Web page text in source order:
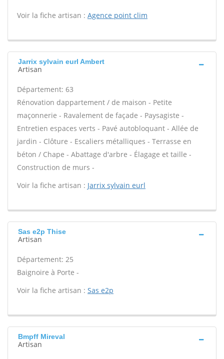
Voir la fiche artisan : Agence point clim
Jarrix sylvain eurl Ambert
Artisan
Département: 63
Rénovation dappartement / de maison - Petite
maçonnerie - Ravalement de façade - Paysagiste -
Entretien espaces verts - Pavé autobloquant - Allée de
jardin - Clôture - Escaliers métalliques - Terrasse en
béton / Chape - Abattage d'arbre - Élagage et taille -
Construction de murs -
Voir la fiche artisan : Jarrix sylvain eurl
Sas e2p Thise
Artisan
Département: 25
Baignoire à Porte -
Voir la fiche artisan : Sas e2p
Bmpff Mireval
Artisan